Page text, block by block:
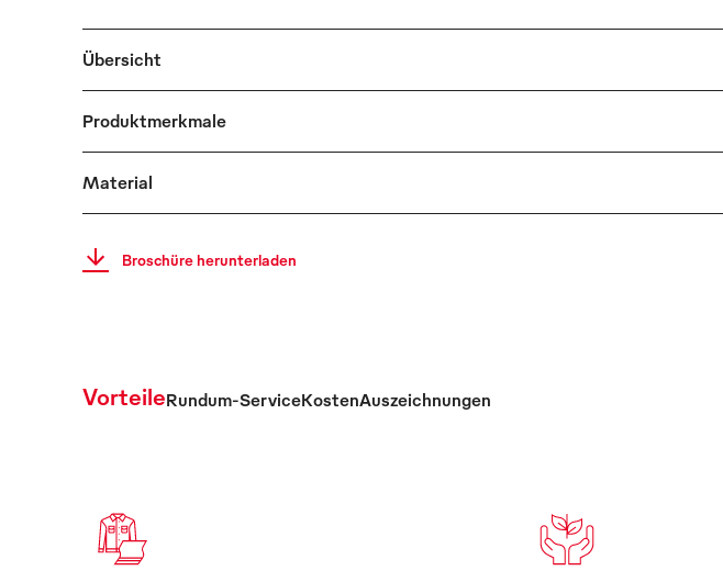
Übersicht
Produktmerkmale
Material
Broschüre herunterladen
VorteileRundum-ServiceKostenAuszeichnungen